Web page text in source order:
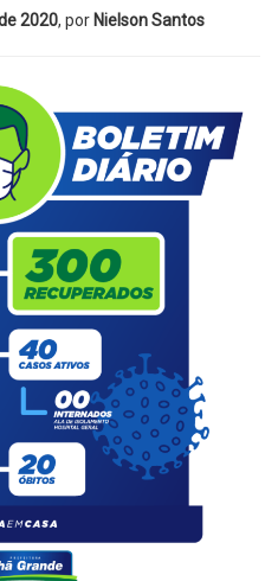
2020, por Nielson Santos